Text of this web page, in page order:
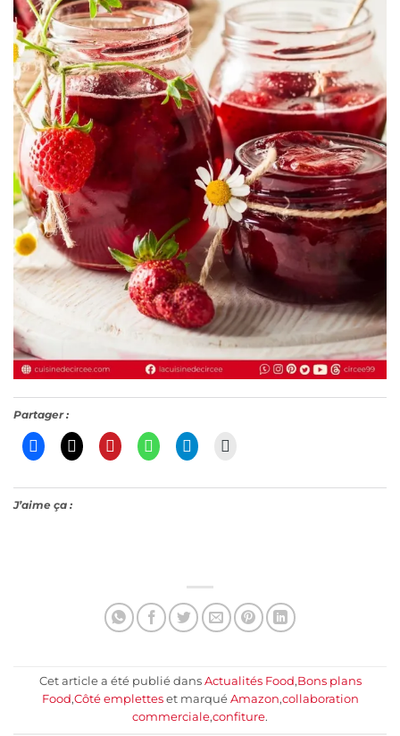
Partager :
J’aime ça :
Cet article a été publié dans Actualités Food,Bons plans
Food,Côté empletteset marqué Amazon,collaboration
commerciale,confiture.